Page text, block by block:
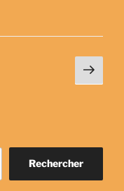
Page
Rechercher